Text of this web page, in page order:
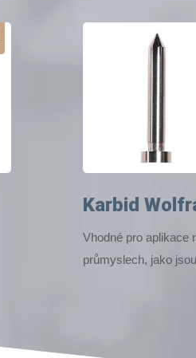
Karbid
Vhodné pro aplikace
průmyslech, jako